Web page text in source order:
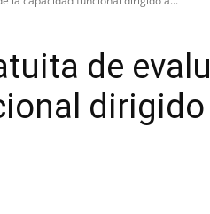
de
dirigido